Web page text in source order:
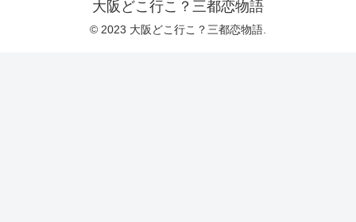
大阪どこ行こ？三都恋物語
© 2023 大阪どこ行こ？三都恋物語.